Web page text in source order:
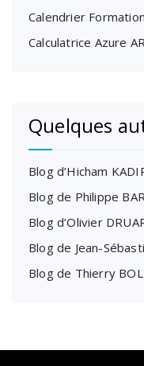
Calendrier
Calculatrice Azure
Quelques
Blog d’Hicham
Blog de Philippe
Blog d’Olivier
Blog de Jean-
Blog de Thierry